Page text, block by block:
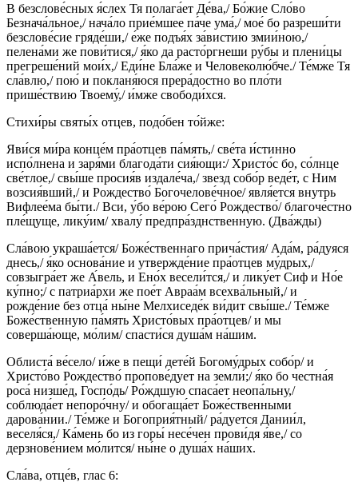
В безслове́сных я́слех Тя полага́ет Де́ва,/ Бо́жие Сло́во
Безнача́льное,/ нача́ло прие́мшее па́че ума́,/ мое́ бо разреши́ти
безслове́сие гряде́ши,/ е́же подъя́х за́вистию змии́ною,/
пелена́ми же пови́тися,/ я́ко да расто́ргнеши ру́бы и плени́цы
прегреше́ний мои́х,/ Еди́не Бла́же и Человеколю́бче./ Те́мже Тя
сла́влю,/ пою́ и покланя́юся прера́достно во пло́ти
прише́ствию Твоему́,/ и́мже свободи́хся.
Стихи́ры святы́х отцев, подо́бен то́йже:
Яви́ся ми́ра конце́м пра́отцев па́мять,/ све́та и́стинно
испо́лнена и заря́ми благода́ти сия́ющи:/ Христо́с бо, со́лнце
све́тлое,/ свы́ше просия́в издале́ча,/ звезд собо́р веде́т, с Ним
возсия́вший,/ и Рождество́ Богочелове́чное/ явля́ется внутрь
Вифлее́ма бы́ти./ Вси, у́бо ве́рою Сего́ Рождество́/ благоче́стно
пле́щуще, лику́им/ хвалу́ предпра́зднственную. (Два́жды)
Сла́вою украша́ется/ Боже́ственнаго прича́стия/ Ада́м, ра́дуяся
днесь,/ я́ко основа́ние и утвержде́ние пра́отцев му́дрых,/
совзыгра́ет же А́вель, и Ено́х весели́тся,/ и лику́ет Сиф и Но́е
ку́пно;/ с патриа́рхи же пое́т Авраа́м всехва́льный,/ и
рожде́ние без отца́ ны́не Мелхиседе́к ви́дит свы́ше./ Те́мже
Боже́ственную па́мять Христо́вых пра́отцев/ и мы
соверша́юще, мо́лим/ спасти́ся душа́м на́шим.
Облиста́ ве́село/ и́же в пещи́ дете́й Богому́дрых собо́р/ и
Христо́во Рождество́ пропове́дует на земли́;/ я́ко бо честна́я
роса́ низше́д, Госпо́дь/ Ро́ждшую спаса́ет неопа́льну,/
соблюда́ет непоро́чну/ и обогаща́ет Боже́ственными
дарова́нии./ Те́мже и Богоприя́тный/ ра́дуется Дании́л,
веселя́ся,/ Ка́мень бо из горы́ несе́чен прови́дя я́ве,/ со
дерзнове́нием мо́лится/ ны́не о душа́х на́ших.
Сла́ва, отце́в, глас 6: